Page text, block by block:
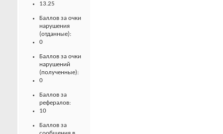
13.25
Баллов за очки
нарушения
(отданные):
0
Баллов за очки
нарушений
(полученные):
0
Баллов за
рефералов:
10
Баллов за